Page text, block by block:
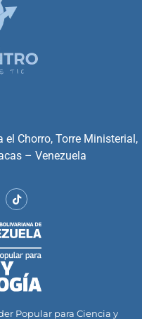
el Chorro, Torre Ministerial,
– Venezuela
Popular para Ciencia y